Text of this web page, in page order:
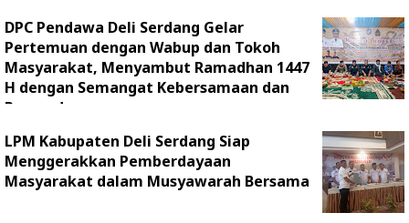
DPC Pendawa Deli Serdang Gelar
Pertemuan dengan Wabup dan Tokoh
Masyarakat, Menyambut Ramadhan 1447
H dengan Semangat Kebersamaan dan
Persaudaraan
LPM Kabupaten Deli Serdang Siap
Menggerakkan Pemberdayaan
Masyarakat dalam Musyawarah Bersama